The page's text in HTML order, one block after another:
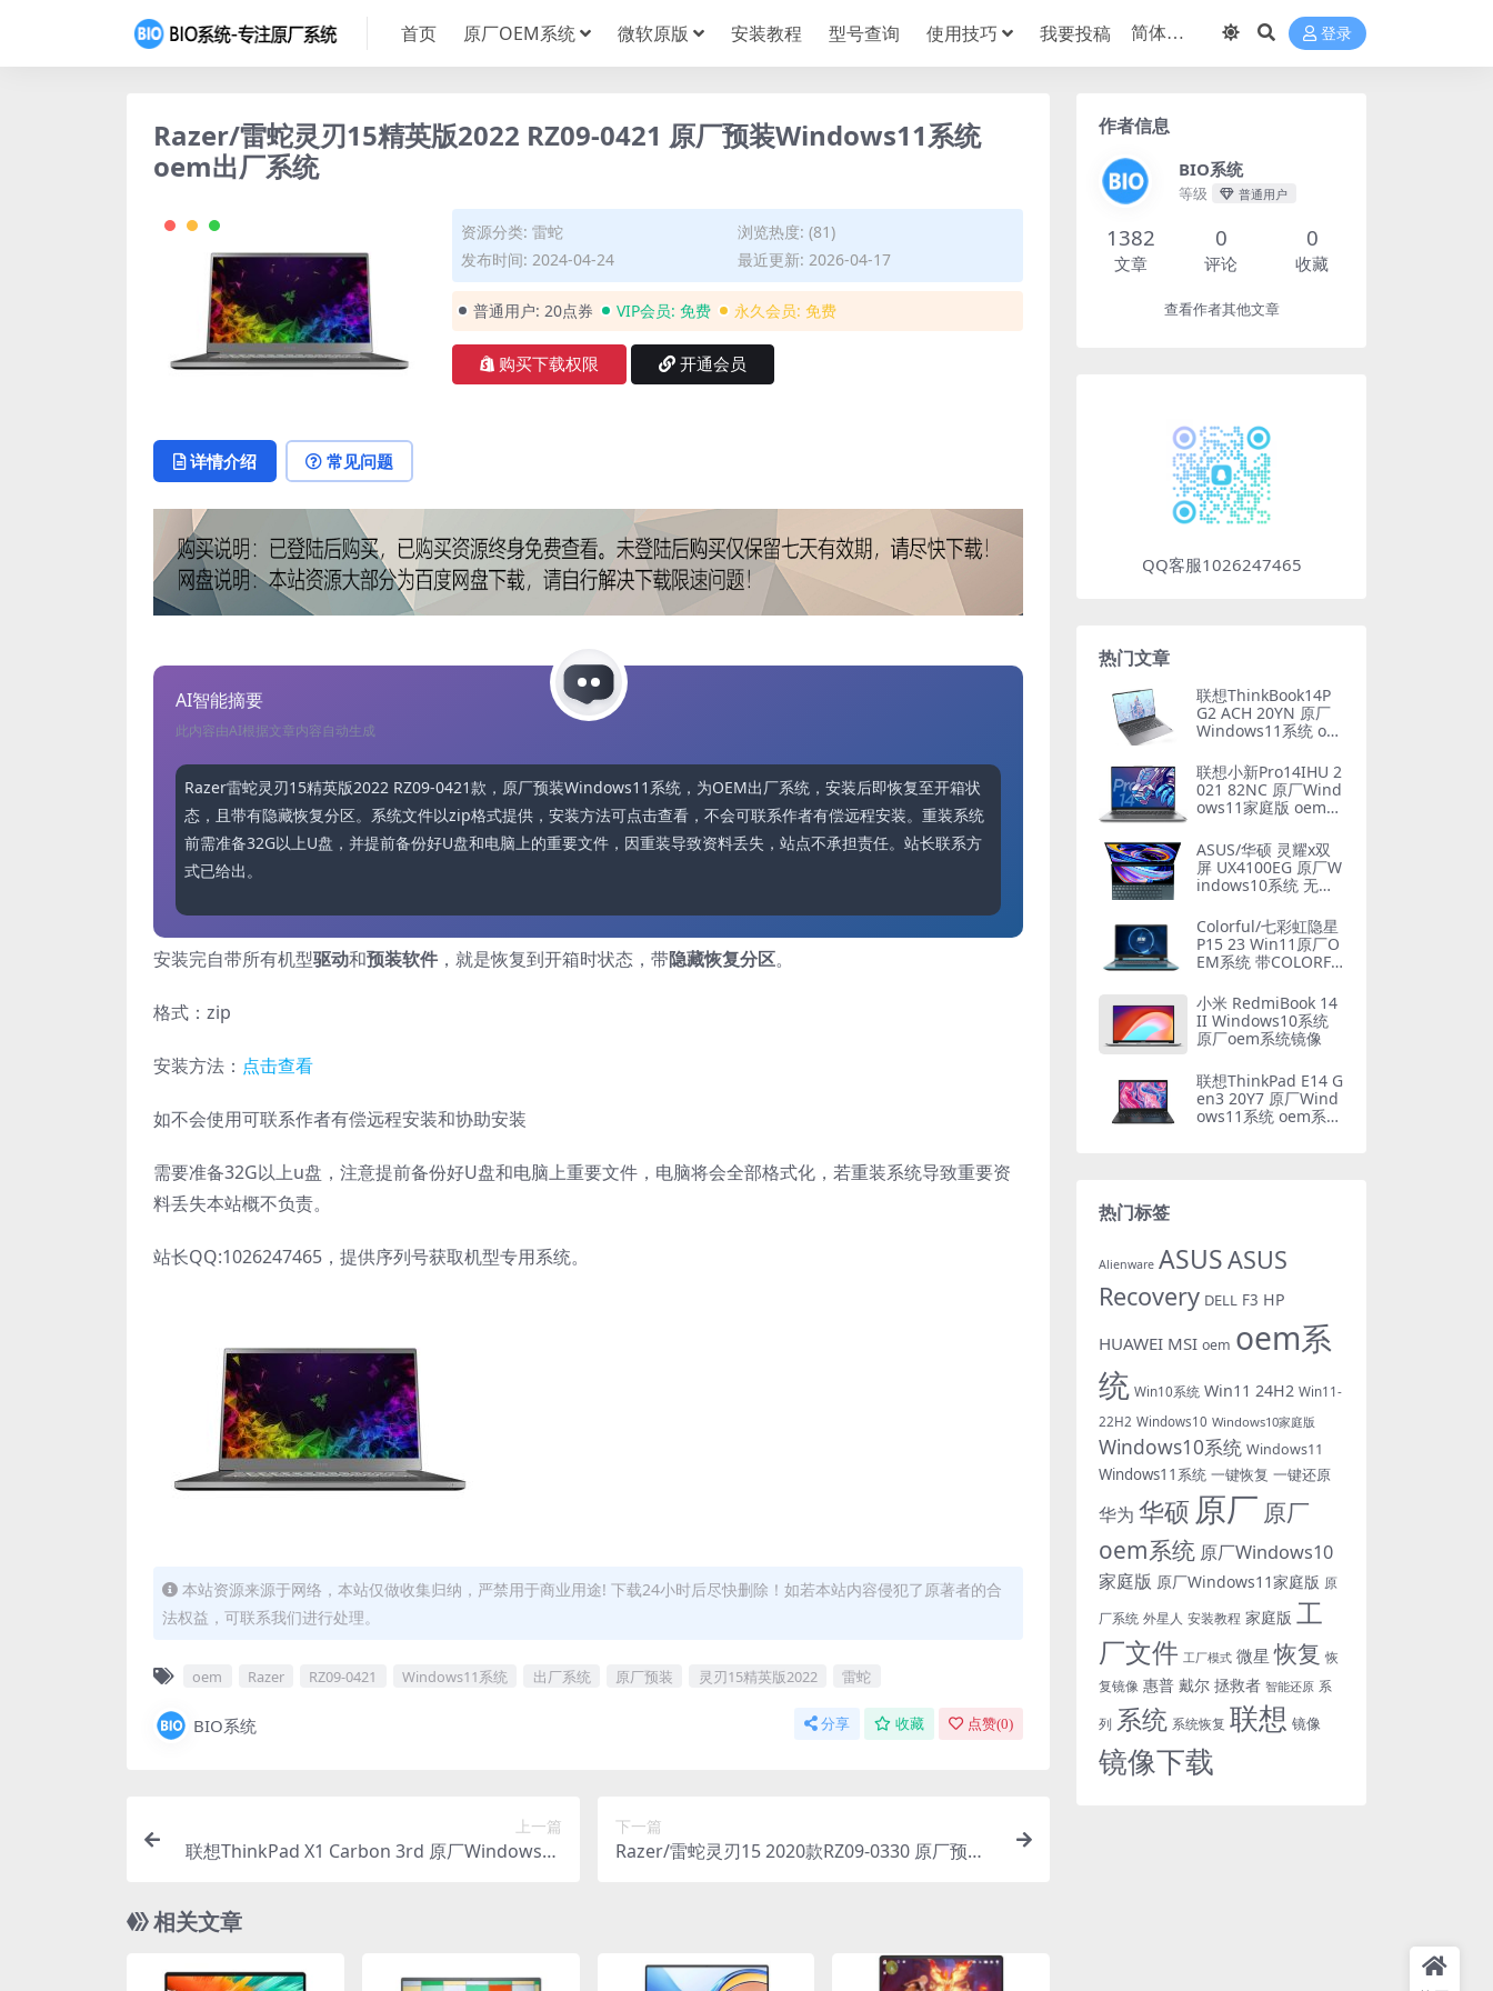
首页 原厂OEM系统 微软原版 安装教程 型号查询 使用技巧 我要投稿 登录
Razer/雷蛇灵刃15精英版2022 RZ09-0421 原厂预装Windows11系统
oem出厂系统
资源分类: 雷蛇
浏览热度: (81)
发布时间: 2024-04-24
最近更新: 2026-04-17
普通用户: 20点券 VIP会员: 免费 永久会员: 免费
购买下载权限 开通会员
详情介绍 常见问题
AI智能摘要
此内容由AI根据文章内容自动生成
Razer雷蛇灵刃15精英版2022 RZ09-0421款，原厂预装Windows11系统，为OEM出厂系统，安装后即恢复至开箱状
态，且带有隐藏恢复分区。系统文件以zip格式提供，安装方法可点击查看，不会可联系作者有偿远程安装。重装系统
前需准备32G以上U盘，并提前备份好U盘和电脑上的重要文件，因重装导致资料丢失，站点不承担责任。站长联系方
式已给出。
安装完自带所有机型驱动和预装软件 ，就是恢复到开箱时状态，带隐藏恢复分区。
格式：zip
安装方法： 点击查看
如不会使用可联系作者有偿远程安装和协助安装
需要准备32G以上u盘，注意提前备份好U盘和电脑上重要文件，电脑将会全部格式化，若重装系统导致重要资
料丢失本站概不负责。
站长QQ:1026247465，提供序列号获取机型专用系统。
本站资源来源于网络，本站仅做收集归纳，严禁用于商业用途! 下载24小时后尽快删除！如若本站内容侵犯了原著者的合
法权益，可联系我们进行处理。
oem Razer RZ09-0421 Windows11系统 出厂系统 原厂预装 灵刃15精英版2022 雷蛇
BIO系统 分享 收藏 点赞(0)
上一篇
联想ThinkPad X1 Carbon 3rd 原厂Windows10
下一篇
Razer/雷蛇灵刃15 2020款RZ09-0330 原厂预装
相关文章
作者信息
BIO系统
等级 普通用户
1382
文章
0
评论
0
收藏
查看作者其他文章
QQ客服1026247465
热门文章
联想ThinkBook14P
G2 ACH 20YN 原厂
Windows11系统 oe
联想小新Pro14IHU 2
021 82NC 原厂Wind
ows11家庭版 oem系
ASUS/华硕 灵耀x双
屏 UX4100EG 原厂W
indows10系统 无一
Colorful/七彩虹隐星
P15 23 Win11原厂O
EM系统 带COLORFU
小米 RedmiBook 14
II Windows10系统
原厂oem系统镜像
联想ThinkPad E14 G
en3 20Y7 原厂Wind
ows11系统 oem系统
热门标签
Alienware ASUSASUS
Recovery DELL F3 HP
HUAWEI MSI oem oem系
统 Win10系统 Win11 24H2 Win11-
22H2 Windows10 Windows10家庭版
Windows10系统 Windows11
Windows11系统 一键恢复 一键还原
华为 华硕 原厂 原厂
oem系统 原厂Windows10
家庭版 原厂Windows11家庭版 原
厂系统 外星人 安装教程 家庭版 工
厂文件 工厂模式 微星 恢复 恢
复镜像 惠普 戴尔 拯救者 智能还原 系
列 系统 系统恢复 联想 镜像
镜像下载